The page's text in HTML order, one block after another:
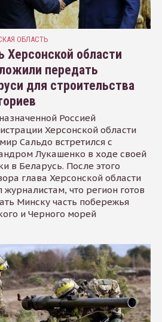
ОБЛАСТЬ
Херсонской области
передать
для строительства
Россией
Херсонской области
Сальдо встретился с
Лукашенко в ходе своей
в Беларусь. После этого
глава Херсонской области
журналистам, что регион готов
Минску часть побережья
и Черного морей